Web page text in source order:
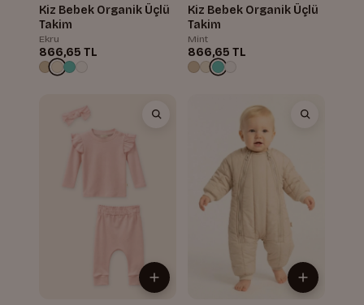
Kiz Bebek Organik Üçlü
Takim
Ekru
866,65 TL
Kiz Bebek Organik Üçlü
Takim
Mint
866,65 TL